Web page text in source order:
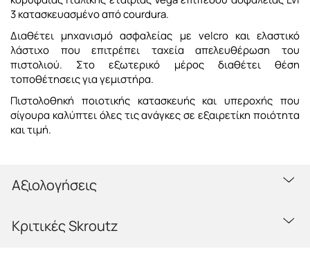
3 κατασκευασμένο από courdura.
Διαθέτει μηχανισμό ασφαλείας με velcro και ελαστικό
λάστιχο που επιτρέπει ταχεία απελευθέρωση του
πιστολιού. Στο εξωτερικό μέρος διαθέτει θέση
τοποθέτησεις για γεμιστήρα.
Πιστολοθηκή ποιοτικής κατασκευής και υπεροχής που
σίγουρα καλύπτει όλες τις ανάγκες σε εξαιρετίκη ποιότητα
και τιμή.
Αξιολογήσεις
Κριτικές Skroutz